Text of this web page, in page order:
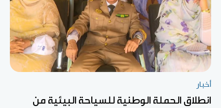
أخبار
انطلاق الحملة الوطنية للسياحة البيئية من